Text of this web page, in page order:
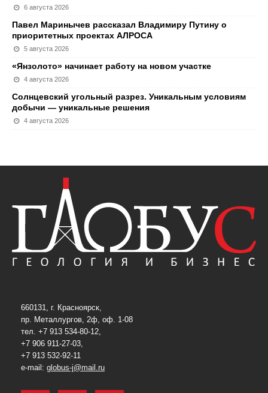
6 августа 2026
Павел Маринычев рассказал Владимиру Путину о
приоритетных проектах АЛРОСА
5 августа 2026
«Янзолото» начинает работу на новом участке
4 августа 2026
Солнцевский угольный разрез. Уникальным условиям
добычи — уникальные решения
4 августа 2026
660131, г. Красноярск,
пр. Металлургов, 2ф, оф. 1-08
тел. +7 913 534-80-12,
+7 906 911-27-03,
+7 913 532-92-11
e-mail: globus-j@mail.ru